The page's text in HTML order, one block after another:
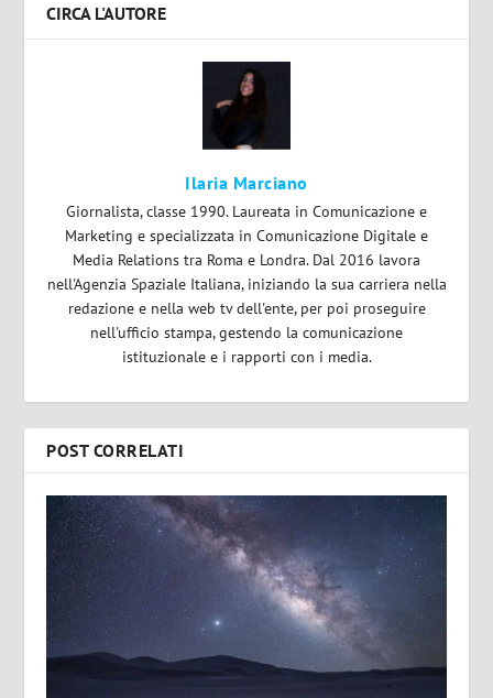
CIRCA L'AUTORE
Ilaria Marciano
Giornalista, classe 1990. Laureata in Comunicazione e
Marketing e specializzata in Comunicazione Digitale e
Media Relations tra Roma e Londra. Dal 2016 lavora
nell'Agenzia Spaziale Italiana, iniziando la sua carriera nella
redazione e nella web tv dell'ente, per poi proseguire
nell'ufficio stampa, gestendo la comunicazione
istituzionale e i rapporti con i media.
POST CORRELATI